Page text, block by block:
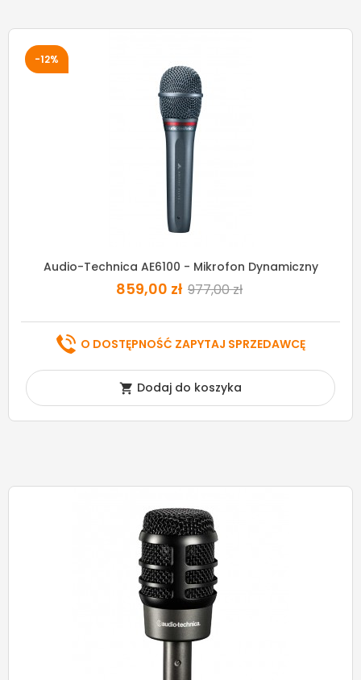
-12%
Audio-Technica AE6100 - Mikrofon Dynamiczny
859,00 zł 977,00 zł
O DOSTĘPNOŚĆ ZAPYTAJ SPRZEDAWCĘ
 Dodaj do koszyka